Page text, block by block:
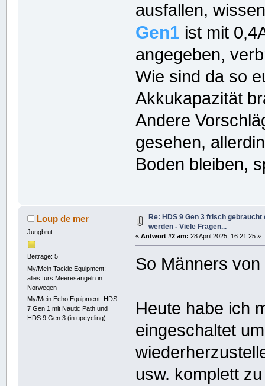
ausfallen,
Gen1 ist mit
angegeben,
Wie sind da so
Akkukapazität
Andere
gesehen,
Boden bleiben,
Loup de mer
Jungbrut
Beiträge: 5
My/Mein Tackle Equipment:
alles fürs Meeresangeln in
Norwegen
My/Mein Echo Equipment: HDS
7 Gen 1 mit Nautic Path und
HDS 9 Gen 3 (in upcycling)
Re: HDS 9 Gen 3 frisch
werden - Viele Fragen...
«Antwort #2 am: 28 April 2025, 16:21:25 »
So Männers
Heute habe ich
eingeschaltet
usw. komplett